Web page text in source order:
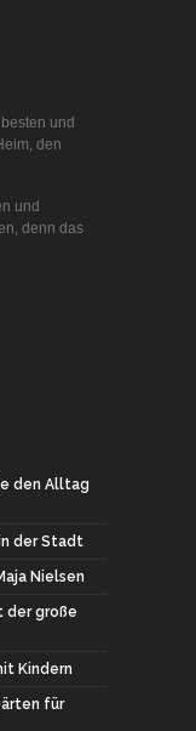
und
den
und
denn das
den Alltag
der Stadt
Nielsen
der große
Kindern
für